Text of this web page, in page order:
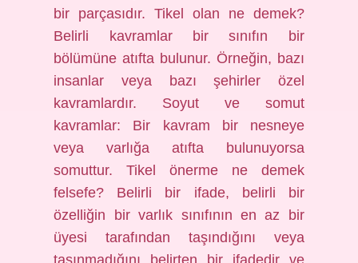
bir parçasıdır. Tikel olan ne demek?
Belirli kavramlar bir sınıfın bir
bölümüne atıfta bulunur. Örneğin, bazı
insanlar veya bazı şehirler özel
kavramlardır. Soyut ve somut
kavramlar: Bir kavram bir nesneye
veya varlığa atıfta bulunuyorsa
somuttur. Tikel önerme ne demek
felsefe? Belirli bir ifade, belirli bir
özelliğin bir varlık sınıfının en az bir
üyesi tarafından taşındığını veya
taşınmadığını belirten bir ifadedir ve